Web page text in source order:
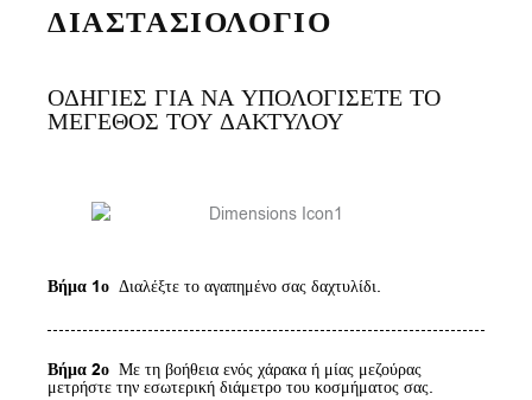
ΔΙΑΣΤΑΣΙΟΛΟΓΙΟ
ΟΔΗΓΙΕΣ ΓΙΑ ΝΑ ΥΠΟΛΟΓΙΣΕΤΕ ΤΟ
ΜΕΓΕΘΟΣ ΤΟΥ ΔΑΚΤΥΛΟΥ
Βήμα 1ο Διαλέξτε το αγαπημένο σας δαχτυλίδι.
Βήμα 2ο Με τη βοήθεια ενός χάρακα ή μίας μεζούρας
μετρήστε την εσωτερική διάμετρο του κοσμήματος σας.